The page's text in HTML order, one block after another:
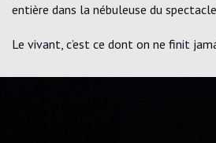
entière dans la nébuleuse du
Le vivant, c’est ce dont on ne finit